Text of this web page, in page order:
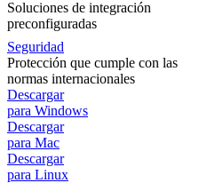
Soluciones de integración
preconfiguradas
Seguridad
Protección que cumple con las
normas internacionales
Descargar
para Windows
Descargar
para Mac
Descargar
para Linux